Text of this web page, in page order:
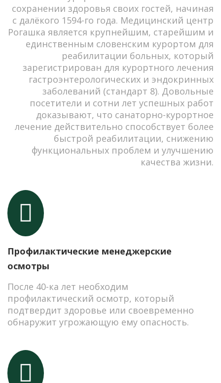
сохранении здоровья своих гостей, начиная
с далёкого 1594-го года. Медицинский центр
Рогашка является крупнейшим, старейшим и
единственным словенским курортом для
реабилитации больных, который
зарегистрирован для курортного лечения
гастроэнтерологических и эндокринных
заболеваний (стандарт 8). Довольные
посетители и сотни лет успешных работ
доказывают, что санаторно-курортное
лечение действительно способствует более
быстрой реабилитации, снижению
функциональных проблем и улучшению
качества жизни.
Профилактические менеджерские
осмотры
После 40-ка лет необходим
профилактический осмотр, который
подтвердит здоровье или своевременно
обнаружит угрожающую ему опасность.